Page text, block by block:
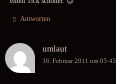
Antworten
umlaut
16. Februar 2011 um 05:45